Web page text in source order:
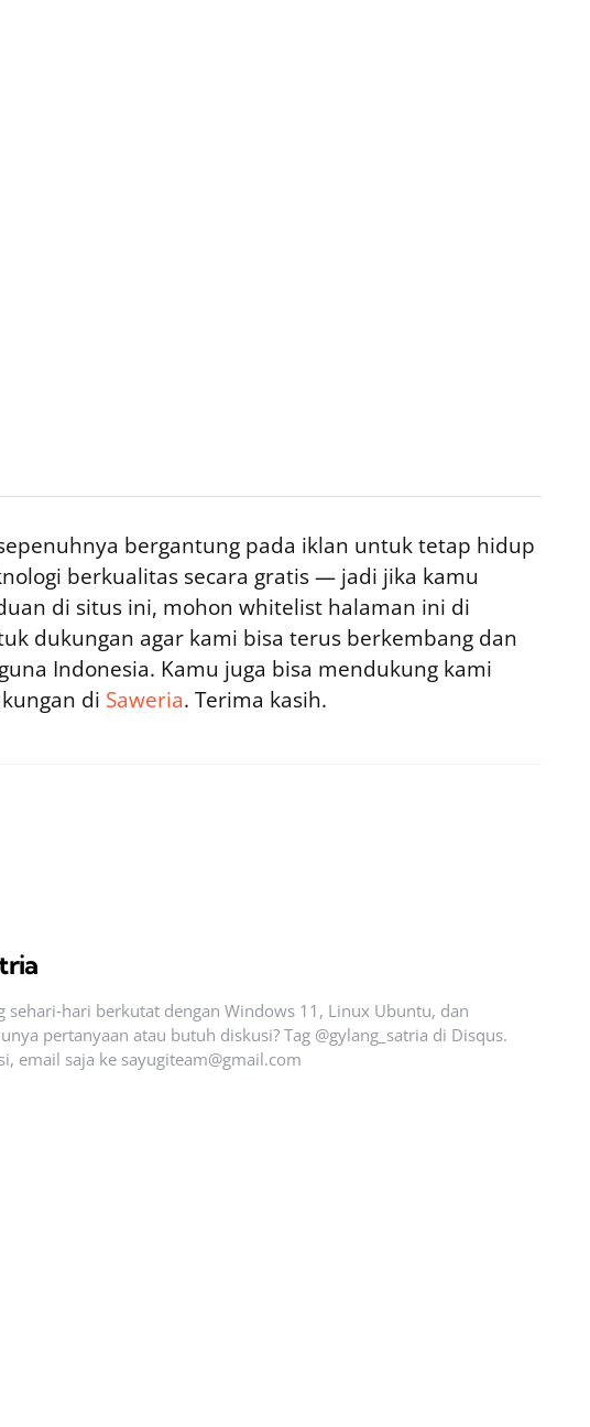
bergantung pada iklan untuk tetap hidup
berkualitas secara gratis — jadi jika kamu
di situs ini, mohon whitelist halaman ini di
dukungan agar kami bisa terus berkembang dan
Indonesia. Kamu juga bisa mendukung kami
di Saweria. Terima kasih.
sehari‑hari berkutat dengan Windows 11, Linux Ubuntu, dan
pertanyaan atau butuh diskusi? Tag @gylang_satria di Disqus.
email saja ke sayugiteam@gmail.com